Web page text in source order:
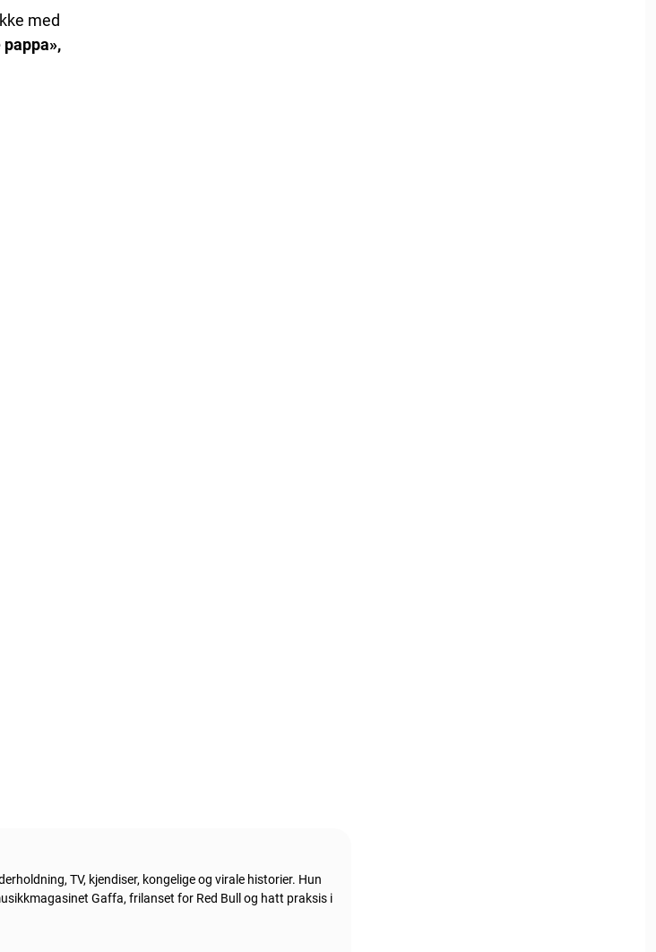
med
TV, kjendiser, kongelige og virale historier. Hun
Gaffa, frilanset for Red Bull og hatt praksis i